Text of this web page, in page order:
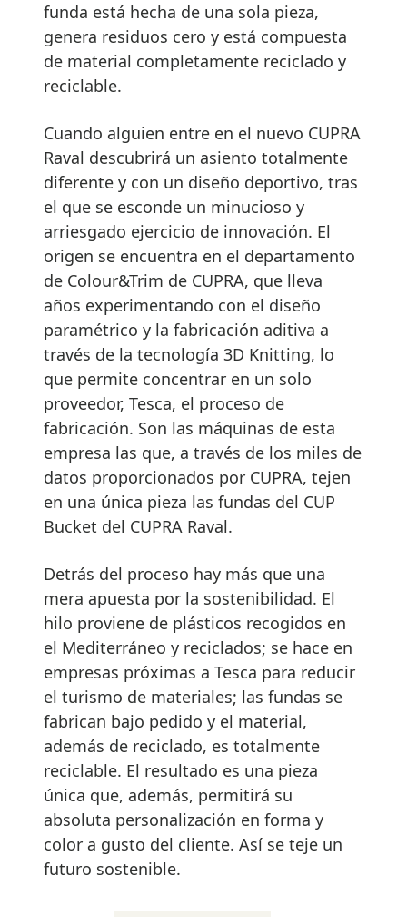
funda está hecha de una sola pieza,
genera residuos cero y está compuesta
de material completamente reciclado y
reciclable.
Cuando alguien entre en el nuevo CUPRA
Raval descubrirá un asiento totalmente
diferente y con un diseño deportivo, tras
el que se esconde un minucioso y
arriesgado ejercicio de innovación. El
origen se encuentra en el departamento
de Colour&Trim de CUPRA, que lleva
años experimentando con el diseño
paramétrico y la fabricación aditiva a
través de la tecnología 3D Knitting, lo
que permite concentrar en un solo
proveedor, Tesca, el proceso de
fabricación. Son las máquinas de esta
empresa las que, a través de los miles de
datos proporcionados por CUPRA, tejen
en una única pieza las fundas del CUP
Bucket del CUPRA Raval.
Detrás del proceso hay más que una
mera apuesta por la sostenibilidad. El
hilo proviene de plásticos recogidos en
el Mediterráneo y reciclados; se hace en
empresas próximas a Tesca para reducir
el turismo de materiales; las fundas se
fabrican bajo pedido y el material,
además de reciclado, es totalmente
reciclable. El resultado es una pieza
única que, además, permitirá su
absoluta personalización en forma y
color a gusto del cliente. Así se teje un
futuro sostenible.